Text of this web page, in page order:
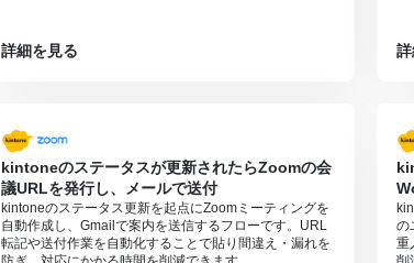
詳細を見る
kintoneのステータスが更新されたらZoomの会
議URLを発行し、メールで送付
kintoneのステータス更新を起点にZoomミーティングを
自動作成し、Gmailで案内を送信するフローです。URL
転記や送付作業を自動化することで貼り間違え・漏れを
の
重